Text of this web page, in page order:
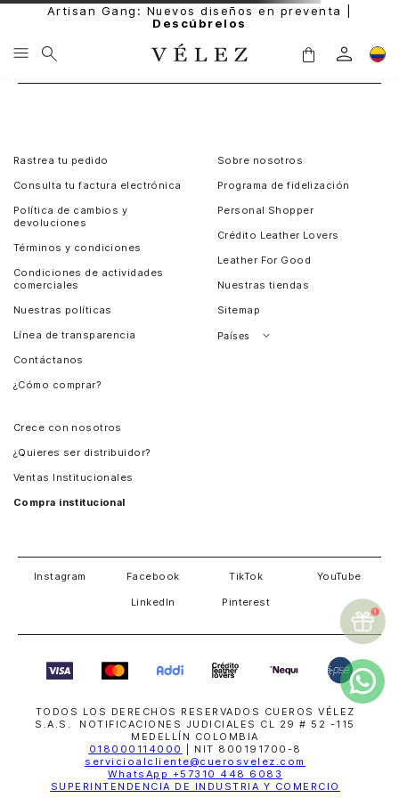
Artisan Gang: Nuevos diseños en preventa |
Descúbrelos
Rastrea tu pedido
Consulta tu factura electrónica
Política de cambios y
devoluciones
Términos y condiciones
Condiciones de actividades
comerciales
Nuestras políticas
Línea de transparencia
Contáctanos
¿Cómo comprar?
Sobre nosotros
Programa de fidelización
Personal Shopper
Crédito Leather Lovers
Leather For Good
Nuestras tiendas
Sitemap
Países
Crece con nosotros
¿Quieres ser distribuidor?
Ventas Institucionales
Compra institucional
Instagram Facebook TikTok YouTube
LinkedIn Pinterest
TODOS LOS DERECHOS RESERVADOS CUEROS VÉLEZ
S.A.S. NOTIFICACIONES JUDICIALES CL 29 # 52 -115
MEDELLÍN COLOMBIA
018000114000
| NIT 800191700-8
servicioalcliente@cuerosvelez.com
WhatsApp +57310 448 6083
SUPERINTENDENCIA DE INDUSTRIA Y COMERCIO